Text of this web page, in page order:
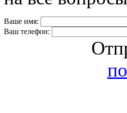
Ваше имя:
Ваш телефон: